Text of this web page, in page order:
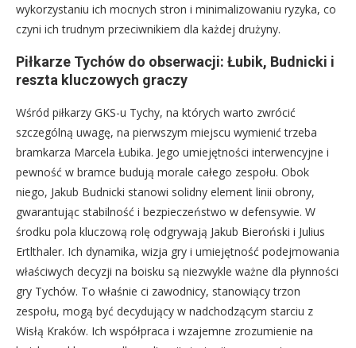
wykorzystaniu ich mocnych stron i minimalizowaniu ryzyka, co
czyni ich trudnym przeciwnikiem dla każdej drużyny.
Piłkarze Tychów do obserwacji: Łubik, Budnicki i
reszta kluczowych graczy
Wśród piłkarzy GKS-u Tychy, na których warto zwrócić
szczególną uwagę, na pierwszym miejscu wymienić trzeba
bramkarza Marcela Łubika. Jego umiejętności interwencyjne i
pewność w bramce budują morale całego zespołu. Obok
niego, Jakub Budnicki stanowi solidny element linii obrony,
gwarantując stabilność i bezpieczeństwo w defensywie. W
środku pola kluczową rolę odgrywają Jakub Bieroński i Julius
Ertlthaler. Ich dynamika, wizja gry i umiejętność podejmowania
właściwych decyzji na boisku są niezwykle ważne dla płynności
gry Tychów. To właśnie ci zawodnicy, stanowiący trzon
zespołu, mogą być decydujący w nadchodzącym starciu z
Wisłą Kraków. Ich współpraca i wzajemne zrozumienie na